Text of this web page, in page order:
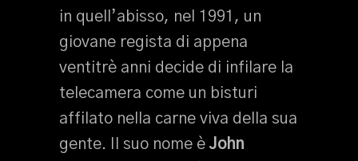
in quell’abisso, nel 1991, un
giovane regista di appena
ventitrè anni decide di infilare la
telecamera come un bisturi
affilato nella carne viva della sua
gente. Il suo nome è John